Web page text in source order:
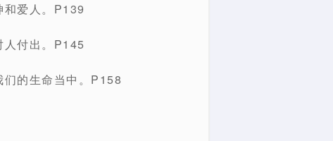
和爱人。P139
人付出。P145
的生命当中。P158